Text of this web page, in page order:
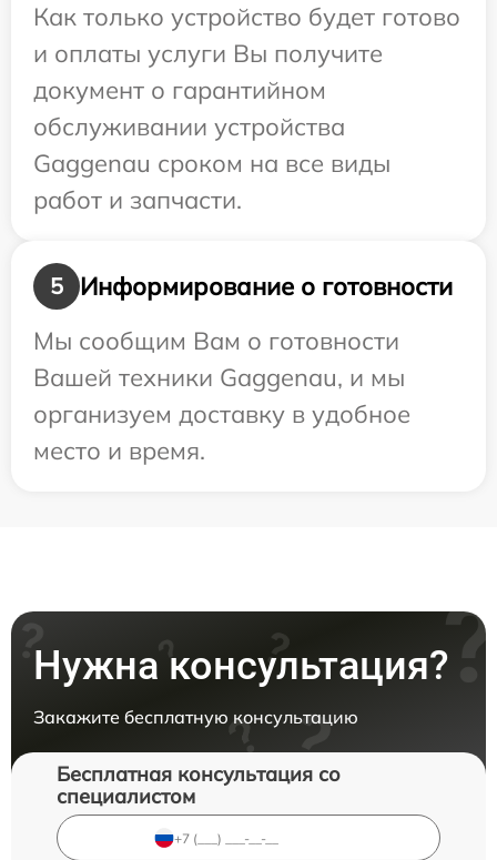
Как только устройство будет готово
и оплаты услуги Вы получите
документ о гарантийном
обслуживании устройства
Gaggenau сроком на все виды
работ и запчасти.
5
Информирование о готовности
Мы сообщим Вам о готовности
Вашей техники Gaggenau, и мы
организуем доставку в удобное
место и время.
Нужна консультация?
Закажите бесплатную консультацию
Бесплатная консультация со
специалистом